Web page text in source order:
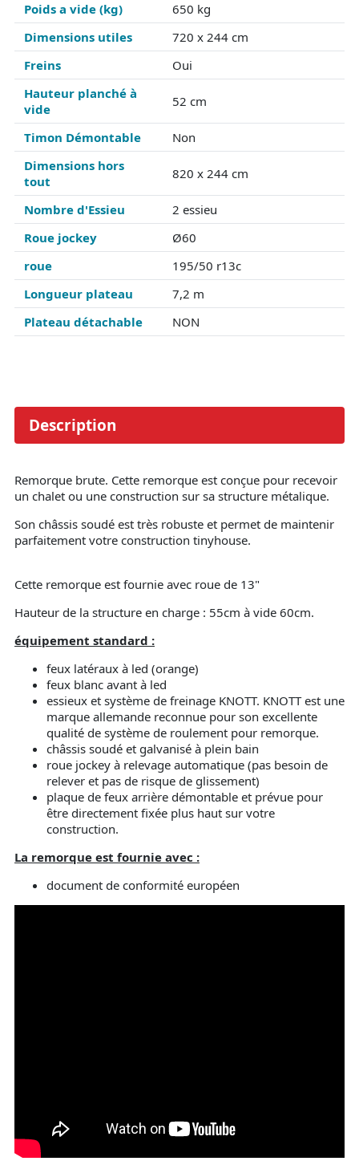
Poids a vide (kg)
650 kg
Dimensions utiles
720 x 244 cm
Freins
Oui
Hauteur planché à
vide
52 cm
Timon Démontable
Non
Dimensions hors
tout
820 x 244 cm
Nombre d'Essieu
2 essieu
Roue jockey
Ø60
roue
195/50 r13c
Longueur plateau
7,2 m
Plateau détachable
NON
Description
Remorque brute. Cette remorque est conçue pour recevoir
un chalet ou une construction sur sa structure métalique.
Son châssis soudé est très robuste et permet de maintenir
parfaitement votre construction tinyhouse.
Cette remorque est fournie avec roue de 13"
Hauteur de la structure en charge : 55cm à vide 60cm.
équipement standard :
feux latéraux à led (orange)
feux blanc avant à led
essieux et système de freinage KNOTT. KNOTT est une
marque allemande reconnue pour son excellente
qualité de système de roulement pour remorque.
châssis soudé et galvanisé à plein bain
roue jockey à relevage automatique (pas besoin de
relever et pas de risque de glissement)
plaque de feux arrière démontable et prévue pour
être directement fixée plus haut sur votre
construction.
La remorque est fournie avec :
document de conformité européen